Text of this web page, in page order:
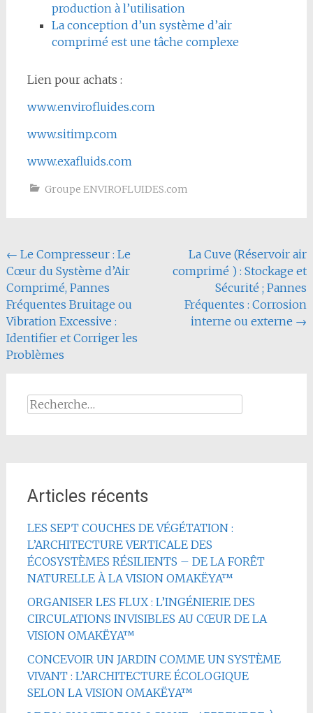
production à l’utilisation
La conception d’un système d’air
comprimé est une tâche complexe
Lien pour achats :
www.envirofluides.com
www.sitimp.com
www.exafluids.com
Groupe ENVIROFLUIDES.com
Navigation
de
l'article
← Le Compresseur : Le
Cœur du Système d’Air
Comprimé, Pannes
Fréquentes Bruitage ou
Vibration Excessive :
Identifier et Corriger les
Problèmes
La Cuve (Réservoir air
comprimé ) : Stockage et
Sécurité ; Pannes
Fréquentes : Corrosion
interne ou externe →
Rechercher :
Articles récents
LES SEPT COUCHES DE VÉGÉTATION :
L’ARCHITECTURE VERTICALE DES
ÉCOSYSTÈMES RÉSILIENTS – DE LA FORÊT
NATURELLE À LA VISION OMAKËYA™
ORGANISER LES FLUX : L’INGÉNIERIE DES
CIRCULATIONS INVISIBLES AU CŒUR DE LA
VISION OMAKËYA™
CONCEVOIR UN JARDIN COMME UN SYSTÈME
VIVANT : L’ARCHITECTURE ÉCOLOGIQUE
SELON LA VISION OMAKËYA™